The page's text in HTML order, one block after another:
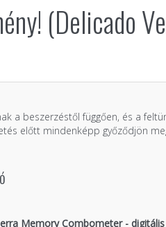
(Delicado
a beszerzéstől függően, és a
előtt mindenképp győződjön
Memory Combometer -